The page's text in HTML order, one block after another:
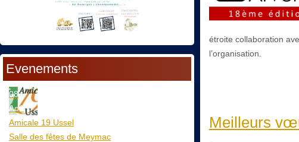
Evenements
08
Aoû
Amicale 19 Ussel
Salle des fêtes de Meymac
étroite collaboration
l’organisation.
Meilleurs